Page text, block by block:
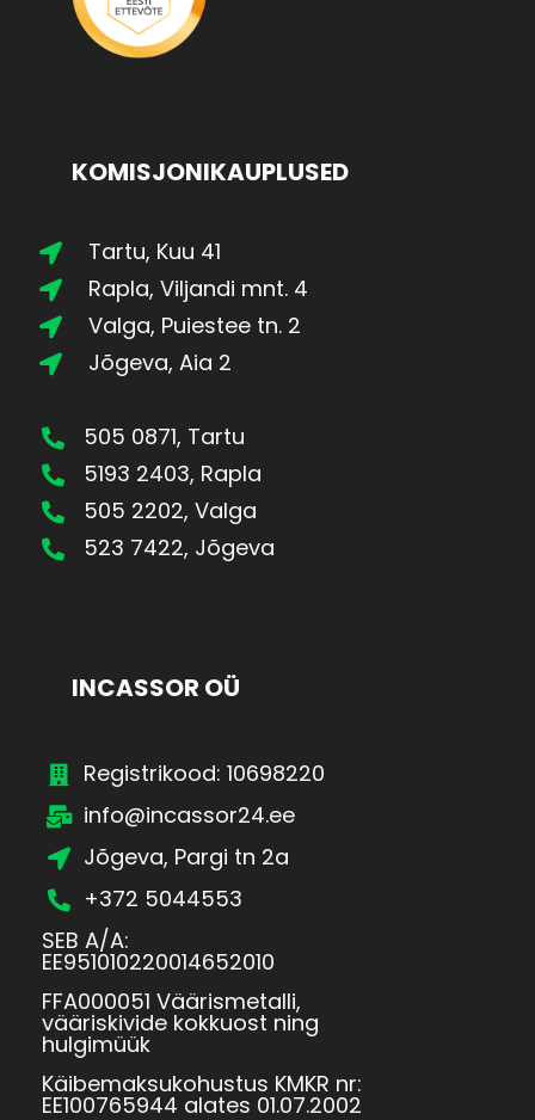
KOMISJONIKAUPLUSED
Tartu, Kuu 41
Rapla, Viljandi mnt. 4
Valga, Puiestee tn. 2
Jõgeva, Aia 2
505 0871, Tartu
5193 2403, Rapla
505 2202, Valga
523 7422, Jõgeva
INCASSOR OÜ
Registrikood: 10698220
info@incassor24.ee
Jõgeva, Pargi tn 2a
+372 5044553
SEB A/A:
EE951010220014652010
FFA000051 Väärismetalli,
vääriskivide kokkuost ning
hulgimüük
Käibemaksukohustus KMKR nr:
EE100765944 alates 01.07.2002